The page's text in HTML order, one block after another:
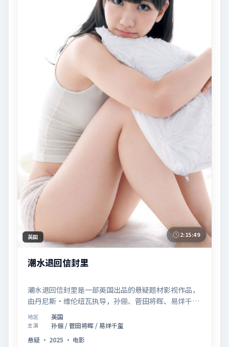
英国 2:15:49
潮水退回信封里
潮水退回信封里是一部英国出品的悬疑题材影视作品，
由丹尼斯·维伦纽瓦执导，孙俪、菅田将晖、易烊千玺
等联合主演，于2025年07月02日在院线首映。影片围
绕「记忆拼图里的真相碎片」展开叙事，镜头语言克制
地区 英国
主演
孙俪 / 菅田将晖 / 易烊千玺
悬疑 · 2025 · 电影